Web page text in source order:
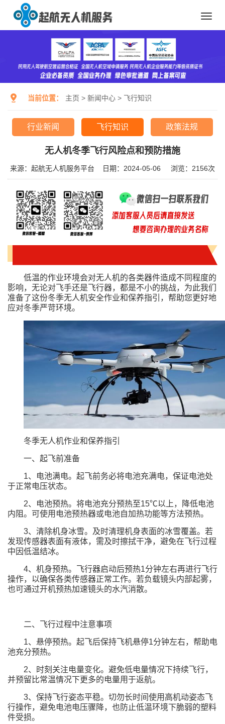
当前位置： 主页 > 新闻中心 > 飞行知识
行业新闻 飞行知识 政策法规
无人机冬季飞行风险点和预防措施
来源：起航无人机服务平台 日期：2024-05-06 浏览： 2156次
低温的作业环境会对无人机的各类器件造成不同程度的
影响，无论对飞手还是飞行器，都是不小的挑战，为此我们
准备了这份冬季无人机安全作业和保养指引，帮助您更好地
应对冬季严苛环境。
冬季无人机作业和保养指引
一、起飞前准备
1、电池满电。起飞前务必将电池充满电，保证电池处
于正常电压状态。
2、电池预热。将电池充分预热至15℃以上，降低电池
内阻。可使用电池预热器或电池自加热功能等方法预热。
3、清除机身冰雪。及时清理机身表面的冰雪覆盖。若
发现传感器表面有液体，需及时擦拭干净，避免在飞行过程
中因低温结冰。
4、机身预热。飞行器启动后预热1分钟左右再进行飞行
操作，以确保各类传感器正常工作。若负载镜头内部起雾，
也可通过开机预热加速镜头的水汽消散。
二、飞行过程中注意事项
1、悬停预热。起飞后保持飞机悬停1分钟左右，帮助电
池充分预热。
2、时刻关注电量变化。避免低电量情况下持续飞行，
并预留比常温情况下更多的电量用于返航。
3、保持飞行姿态平稳。切勿长时间使用高机动姿态飞
行操作，避免电池电压骤降，也防止低温环境下脆弱的塑料
件受损。